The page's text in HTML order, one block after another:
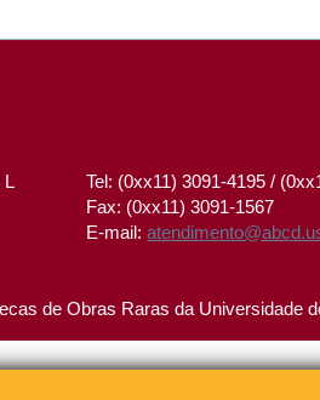
L
Tel: (0xx11) 3091-4195 /
Fax: (0xx11) 3091-1567
E-mail:
de Obras Raras da Universidade